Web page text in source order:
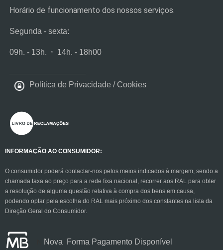
Horário de funcionamento dos nossos serviços.
Segunda - sexta:
09h. - 13h. * 14h. - 18h00
Política de Privacidade /Cookies
INFORMAÇÃO AO CONSUMIDOR:
O consumidor poderá contactar-nos pelos meios indicados à margem, sendo a
chamada taxa ao preço para a rede fixa nacional, recorrer aos RAL para obter
a resolução de alguma questão relativa à compra dos bens em causa,
podendo optar pela escolha do RAL mais próximo dos constantes na lista da
Direção Geral do Consumidor.
Nova Forma Pagamento Disponível